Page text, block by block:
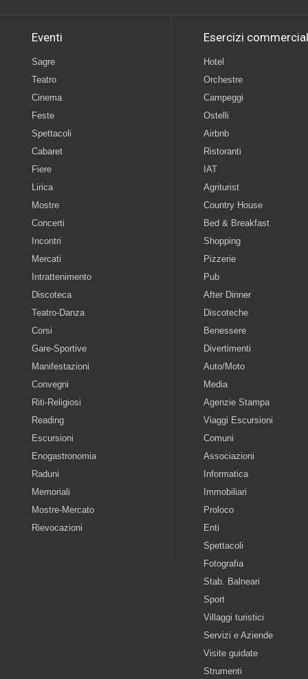
Eventi
Sagre
Teatro
Cinema
Feste
Spettacoli
Cabaret
Fiere
Lirica
Mostre
Concerti
Incontri
Mercati
Intrattenimento
Discoteca
Teatro-Danza
Corsi
Gare-Sportive
Manifestazioni
Convegni
Riti-Religiosi
Reading
Escursioni
Enogastronomia
Raduni
Memoriali
Mostre-Mercato
Rievocazioni
Esercizi
Hotel
Orchestre
Campeggi
Ostelli
Airbnb
Ristoranti
IAT
Agriturist
Country House
Bed & Breakfast
Shopping
Pizzerie
Pub
After Dinner
Discoteche
Benessere
Divertimenti
Auto/Moto
Media
Agenzie Stampa
Viaggi Escursioni
Comuni
Associazioni
Informatica
Immobiliari
Proloco
Enti
Spettacoli
Fotografia
Stab. Balneari
Sport
Villaggi turistici
Servizi e Aziende
Visite guidate
Strumenti